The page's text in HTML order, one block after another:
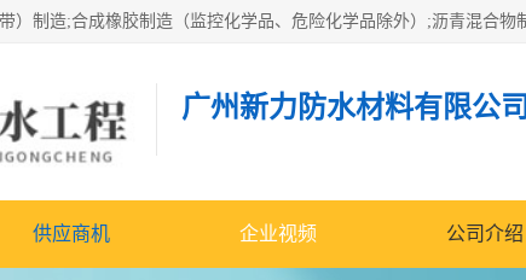
广州新力防水材料有限公司
供应商机 企业视频 公司介绍